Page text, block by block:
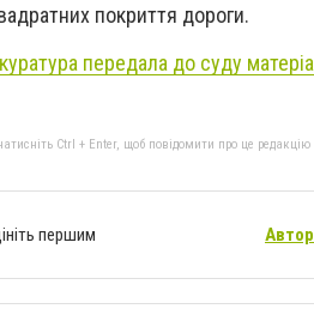
покриття дороги.
передала до суду
Ctrl + Enter, щоб повідомити про це редакцію
першим